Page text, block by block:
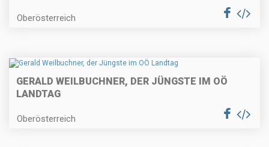
Oberösterreich
GERALD WEILBUCHNER, DER JÜNGSTE IM OÖ
LANDTAG
Oberösterreich